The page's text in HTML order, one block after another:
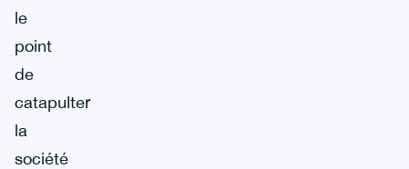
le
point
de
catapulter
la
société